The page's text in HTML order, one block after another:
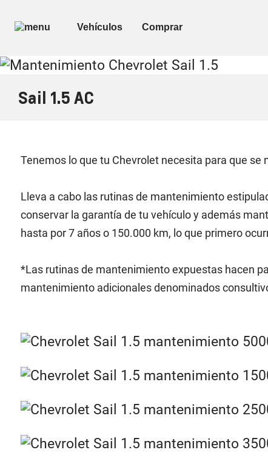
Sail 1.5 AC
Tenemos lo que tu Chevrolet necesita para que se
Lleva a cabo las rutinas de mantenimiento
conservar la garantía de tu vehículo y además
hasta por 7 años o 150.000 km, lo que primero
*Las rutinas de mantenimiento expuestas hacen
mantenimiento adicionales denominados